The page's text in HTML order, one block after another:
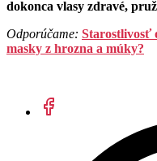
dokonca vlasy zdravé,
Odporúčame: Starostlivosť
masky z hrozna a múky?